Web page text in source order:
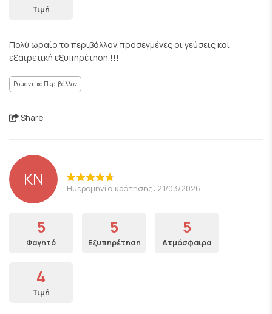
Τιμή
Πολύ ωραίο το περιβάλλον,προσεγμένες οι γεύσεις και
εξαιρετική εξυπηρέτηση !!!
Ρομαντικό Περιβάλλον
Share
KN Ημερομηνία κράτησης: 21/03/2026
5
Φαγητό
5
Εξυπηρέτηση
5
Ατμόσφαιρα
4
Τιμή